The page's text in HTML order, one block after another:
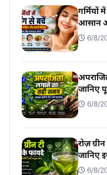
गर्मियों
आसान
6/8/
जानिए
6/8/
रोज़
जानिए
6/8/